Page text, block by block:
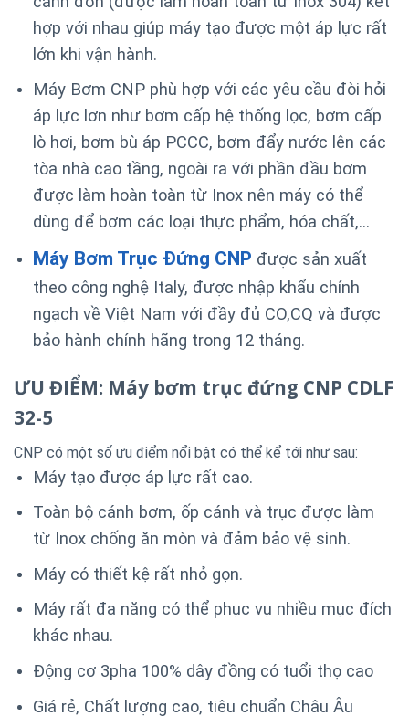
hợp với nhau giúp máy tạo được một áp lực rất
lớn khi vận hành.
Máy Bơm CNP phù hợp với các yêu cầu đòi hỏi
áp lực lơn như bơm cấp hệ thống lọc, bơm cấp
lò hơi, bơm bù áp PCCC, bơm đẩy nước lên các
tòa nhà cao tầng, ngoài ra với phần đầu bơm
được làm hoàn toàn từ Inox nên máy có thể
dùng để bơm các loại thực phẩm, hóa chất,…
Máy Bơm Trục Đứng CNP được sản xuất
theo công nghệ Italy, được nhập khẩu chính
ngạch về Việt Nam với đầy đủ CO,CQ và được
bảo hành chính hãng trong 12 tháng.
ƯU ĐIỂM: Máy bơm trục đứng CNP CDLF
32-5
CNP có một số ưu điểm nổi bật có thể kể tới như sau:
Máy tạo được áp lực rất cao.
Toàn bộ cánh bơm, ốp cánh và trục được làm
từ Inox chống ăn mòn và đảm bảo vệ sinh.
Máy có thiết kệ rất nhỏ gọn.
Máy rất đa năng có thể phục vụ nhiều mục đích
khác nhau.
Động cơ 3pha 100% dây đồng có tuổi thọ cao
Giá rẻ, Chất lượng cao, tiêu chuẩn Châu Âu